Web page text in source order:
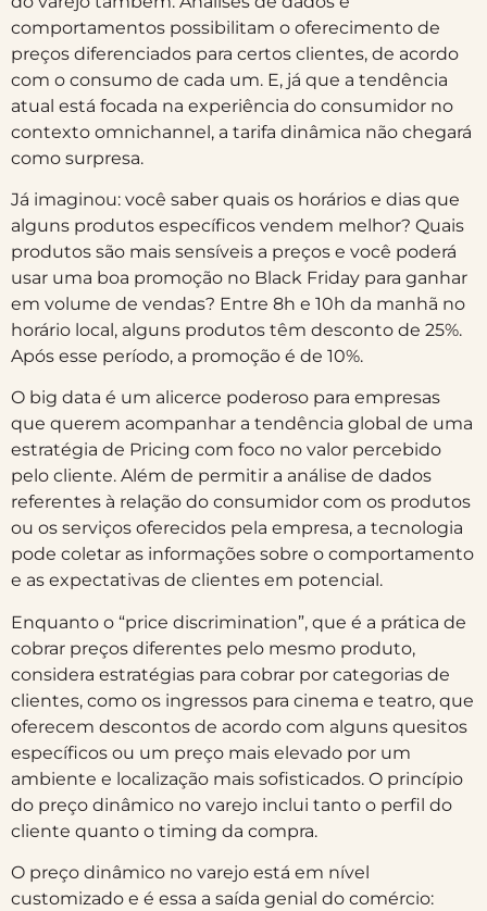
comportamentos possibilitam o oferecimento de
preços diferenciados para certos clientes, de acordo
com o consumo de cada um. E, já que a tendência
atual está focada na experiência do consumidor no
contexto omnichannel, a tarifa dinâmica não chegará
como surpresa.
Já imaginou: você saber quais os horários e dias que
alguns produtos específicos vendem melhor? Quais
produtos são mais sensíveis a preços e você poderá
usar uma boa promoção no Black Friday para ganhar
em volume de vendas? Entre 8h e 10h da manhã no
horário local, alguns produtos têm desconto de 25%.
Após esse período, a promoção é de 10%.
O big data é um alicerce poderoso para empresas
que querem acompanhar a tendência global de uma
estratégia de Pricing com foco no valor percebido
pelo cliente. Além de permitir a análise de dados
referentes à relação do consumidor com os produtos
ou os serviços oferecidos pela empresa, a tecnologia
pode coletar as informações sobre o comportamento
e as expectativas de clientes em potencial.
Enquanto o “price discrimination”, que é a prática de
cobrar preços diferentes pelo mesmo produto,
considera estratégias para cobrar por categorias de
clientes, como os ingressos para cinema e teatro, que
oferecem descontos de acordo com alguns quesitos
específicos ou um preço mais elevado por um
ambiente e localização mais sofisticados. O princípio
do preço dinâmico no varejo inclui tanto o perfil do
cliente quanto o timing da compra.
O preço dinâmico no varejo está em nível
customizado e é essa a saída genial do comércio: